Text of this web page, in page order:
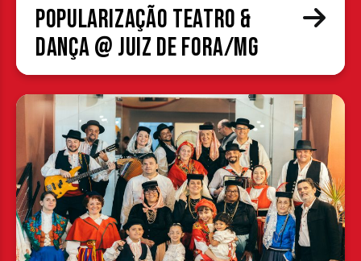
Popularização Teatro &
Dança @ Juiz de Fora/MG